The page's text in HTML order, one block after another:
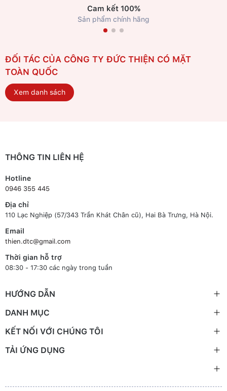
Cam kết 100%
Sản phẩm chính hãng
ĐỐI TÁC CỦA CÔNG TY ĐỨC THIỆN CÓ MẶT
TOÀN QUỐC
Xem danh sách
THÔNG TIN LIÊN HỆ
Hotline
0946 355 445
Địa chỉ
110 Lạc Nghiệp (57/343 Trần Khát Chân cũ), Hai Bà Trưng, Hà Nội.
Email
thien.dtc@gmail.com
Thời gian hỗ trợ
08:30 - 17:30 các ngày trong tuần
HƯỚNG DẪN
DANH MỤC
KẾT NỐI VỚI CHÚNG TÔI
TẢI ỨNG DỤNG